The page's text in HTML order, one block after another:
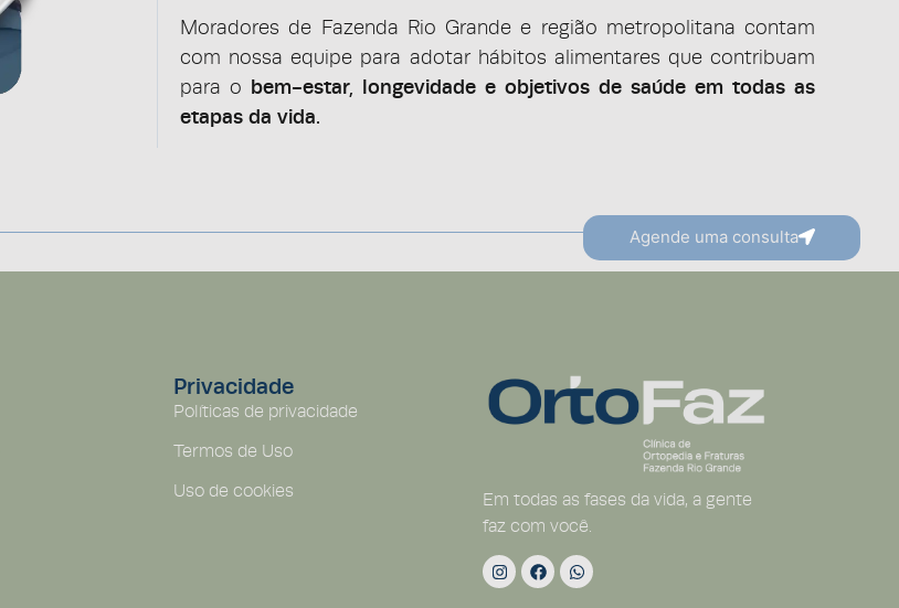
Moradores de Fazenda Rio Grande e região metropolitana contam
com nossa equipe para adotar hábitos alimentares que contribuam
para o bem-estar, longevidade e objetivos de saúde em todas as
etapas da vida.
Agende uma consulta
Privacidade
Políticas de privacidade
Termos de Uso
Uso de cookies
Em todas as fases da vida, a gente
faz com você.